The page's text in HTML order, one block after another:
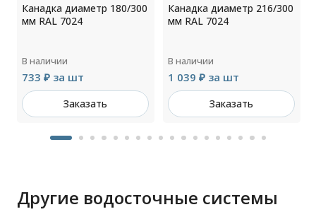
Канадка диаметр 180/300
мм RAL 7024
В наличии
733 ₽ за шт
Заказать
Канадка диаметр 216/300
мм RAL 7024
В наличии
1 039 ₽ за шт
Заказать
Другие водосточные системы